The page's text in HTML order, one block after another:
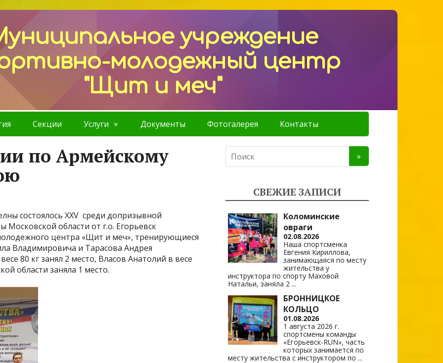
учреждение
молодежный центр
"Щит и меч"
Секции Услуги Документы Фотогалерея Контакты
по Армейскому
состоялось XXV среди допризывной
области от г.о. Егорьевск
центра «Щит и меч», тренирующиеся
Владимировича и Тарасова Андрея
80 кг занял 2 место, Власов Анатолий в весе
области заняла 1 место.
СВЕЖИЕ ЗАПИСИ
Коломинские
овраги
02.08.2026
Наша спортсменка
Евгения Кириллова,
занимающаяся по месту
жительства у
инструктора по спорту Маховой
Натальи, заняла 2 ...
БРОННИЦКОЕ
КОЛЬЦО
01.08.2026
1 августа 2026 г.
спортсмены команды
«Егорьевск-RUN», часть
которых занимается по
месту жительства с инструктором по ...